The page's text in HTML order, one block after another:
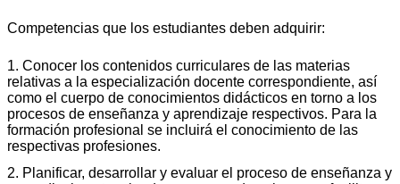
Competencias que los estudiantes deben adquirir:
1. Conocer los contenidos curriculares de las materias
relativas a la especialización docente correspondiente, así
como el cuerpo de conocimientos didácticos en torno a los
procesos de enseñanza y aprendizaje respectivos. Para la
formación profesional se incluirá el conocimiento de las
respectivas profesiones.
2. Planificar, desarrollar y evaluar el proceso de enseñanza y